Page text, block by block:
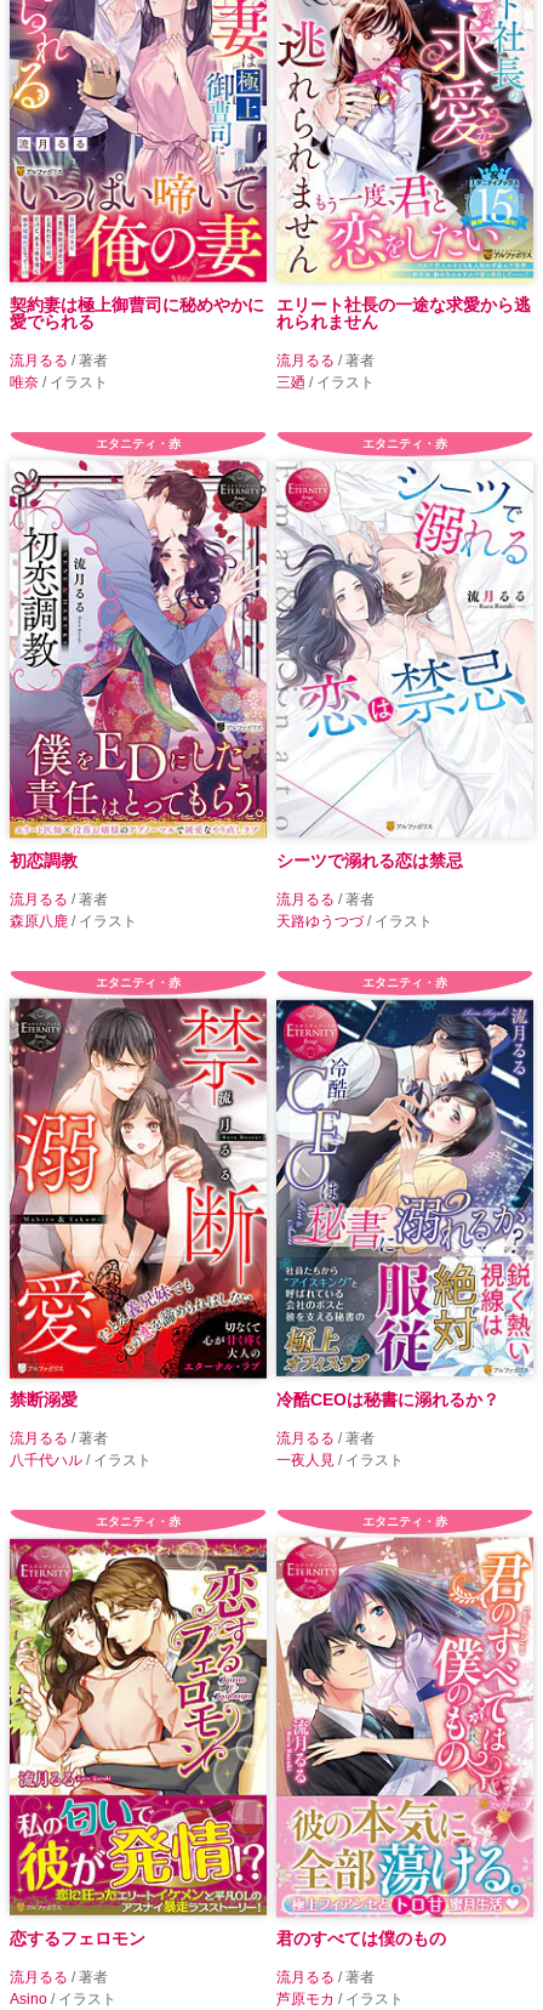
契約妻は極上御曹司に秘めやかに
愛でられる
流月るる / 著者
唯奈 / イラスト
エリート社長の一途な求愛から逃
れられません
流月るる / 著者
三廼 / イラスト
エタニティ・赤
初恋調教
流月るる / 著者
森原八鹿 / イラスト
エタニティ・赤
シーツで溺れる恋は禁忌
流月るる / 著者
天路ゆうつづ/ イラスト
エタニティ・赤
禁断溺愛
流月るる / 著者
八千代ハル / イラスト
エタニティ・赤
冷酷CEOは秘書に溺れるか？
流月るる / 著者
一夜人見 / イラスト
エタニティ・赤
恋するフェロモン
流月るる / 著者
Asino / イラスト
エタニティ・赤
君のすべては僕のもの
流月るる / 著者
芦原モカ / イラスト